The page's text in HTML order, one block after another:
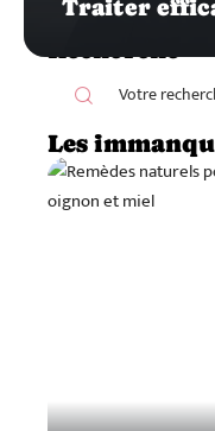
Traiter
Recherche
Les